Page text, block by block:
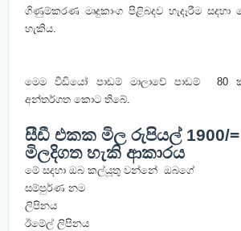
ගිණුම්කරණ මෘදුකාංග පිළිබදව හැදෑරීම
හැකිය.
මෙම වීඩියෝ පාඩම් මාලාවේ පාඩම් 80
අන්තර්ගත කොට තිබේ.
සීඩී එකක මිල රුපියල් 1900/=
මිලදිගත හැකි ආකාරය
මේ සදහා ඔබ කල්යූතු වන්නේ ඔබගේ
සම්පුර්ණ නම
ලිපිනය
ඊමේල් ලිපිනය